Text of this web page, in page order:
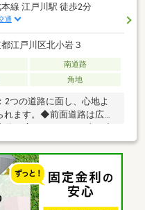
線 江戸川駅 徒歩2分
通
江戸川区北小岩３
南道路
角地
つの道路に面し、心地よ
れます。◆前面道路は広々
分な広さがあり、お車の出
すっきりとした整形地：
や庭などの配置もスムー
お好みのハウスメーカー
した注文住宅を建築可能で